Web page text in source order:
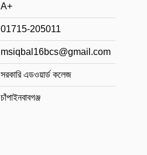
A+
01715-205011
msiqbal16bcs@gmail.com
সরকারি এডওয়ার্ড কলেজ
চাঁপাইনবাবগঞ্জ